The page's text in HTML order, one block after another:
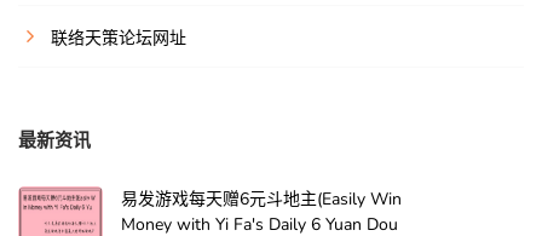
联络天策论坛网址
最新资讯
易发游戏每天赠6元斗地主(Easily Win
Money with Yi Fa's Daily 6 Yuan Dou